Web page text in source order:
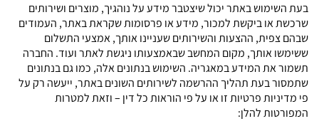
בעת השימוש באתר יכול שיצטבר מידע על נוהגיך, מוצרים ושירותים
שרכשת או ביקשת למכור, מידע או פרסומות שקראת באתר, העמודים
שבהם צפית, ההצעות והשירותים שעניינו אותך, אמצעי התשלום
ששימשו אותך, מקום המחשב שבאמצעותו ניגשת לאתר ועוד. החברה
תשמור את המידע במאגריה. השימוש בנתונים אלה, כמו גם בנתונים
שתמסור בעת תהליך ההרשמה לשירותים השונים באתר, ייעשה רק על
פי מדיניות פרטיות זו או על פי הוראות כל דין – וזאת למטרות
המפורטות להלן: